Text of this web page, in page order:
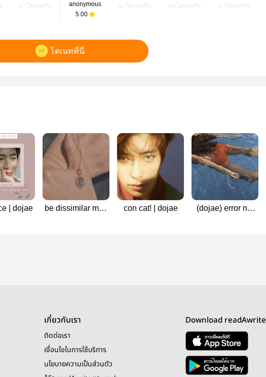
มาโดเนทกัน
anonymous
5.00
มาโดเนทกัน มาโดเนทกัน มาโดเนทกัน
โดเนทที่นี่
| dojae
be dissimilar mad
con cat! | dojae
(dojae) error not
เกี่ยวกับเรา
ติดต่อเรา
เงื่อนไขในการใช้บริการ
นโยบายความเป็นส่วนตัว
Download readAwrite